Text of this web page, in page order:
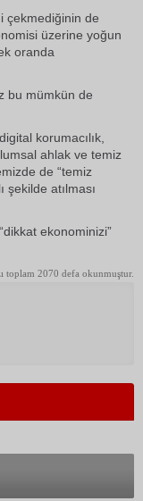
çekmediğinin de
üzerine yoğun
oranda
bu mümkün de
korumacılık,
ahlak ve temiz
de “temiz
şekilde atılması
ekonominizi”
toplam 2070 defa okunmuştur.